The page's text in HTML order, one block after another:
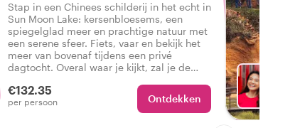
Stap in een Chinees schilderij in het echt in
Sun Moon Lake: kersenbloesems, een
spiegelglad meer en prachtige natuur met
een serene sfeer. Fiets, vaar en bekijk het
meer van bovenaf tijdens een privé
dagtocht. Overal waar je kijkt, zal je de
€132.35
per persoon Ontdekken